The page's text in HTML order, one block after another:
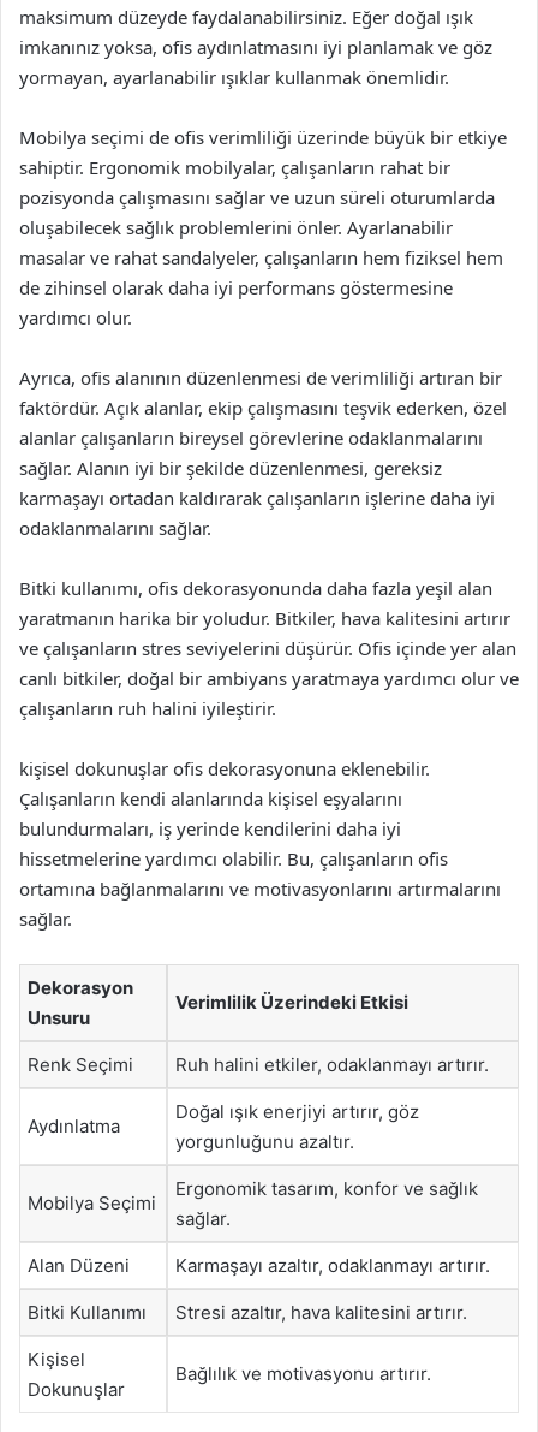
maksimum düzeyde faydalanabilirsiniz. Eğer doğal ışık
imkanınız yoksa, ofis aydınlatmasını iyi planlamak ve göz
yormayan, ayarlanabilir ışıklar kullanmak önemlidir.
Mobilya seçimi de ofis verimliliği üzerinde büyük bir etkiye
sahiptir. Ergonomik mobilyalar, çalışanların rahat bir
pozisyonda çalışmasını sağlar ve uzun süreli oturumlarda
oluşabilecek sağlık problemlerini önler. Ayarlanabilir
masalar ve rahat sandalyeler, çalışanların hem fiziksel hem
de zihinsel olarak daha iyi performans göstermesine
yardımcı olur.
Ayrıca, ofis alanının düzenlenmesi de verimliliği artıran bir
faktördür. Açık alanlar, ekip çalışmasını teşvik ederken, özel
alanlar çalışanların bireysel görevlerine odaklanmalarını
sağlar. Alanın iyi bir şekilde düzenlenmesi, gereksiz
karmaşayı ortadan kaldırarak çalışanların işlerine daha iyi
odaklanmalarını sağlar.
Bitki kullanımı, ofis dekorasyonunda daha fazla yeşil alan
yaratmanın harika bir yoludur. Bitkiler, hava kalitesini artırır
ve çalışanların stres seviyelerini düşürür. Ofis içinde yer alan
canlı bitkiler, doğal bir ambiyans yaratmaya yardımcı olur ve
çalışanların ruh halini iyileştirir.
kişisel dokunuşlar ofis dekorasyonuna eklenebilir.
Çalışanların kendi alanlarında kişisel eşyalarını
bulundurmaları, iş yerinde kendilerini daha iyi
hissetmelerine yardımcı olabilir. Bu, çalışanların ofis
ortamına bağlanmalarını ve motivasyonlarını artırmalarını
sağlar.
Dekorasyon
Unsuru
Verimlilik Üzerindeki Etkisi
Renk Seçimi Ruh halini etkiler, odaklanmayı artırır.
Aydınlatma
Doğal ışık enerjiyi artırır, göz
yorgunluğunu azaltır.
Mobilya Seçimi
Ergonomik tasarım, konfor ve sağlık
sağlar.
Alan Düzeni Karmaşayı azaltır, odaklanmayı artırır.
Bitki Kullanımı Stresi azaltır, hava kalitesini artırır.
Kişisel
Dokunuşlar
Bağlılık ve motivasyonu artırır.